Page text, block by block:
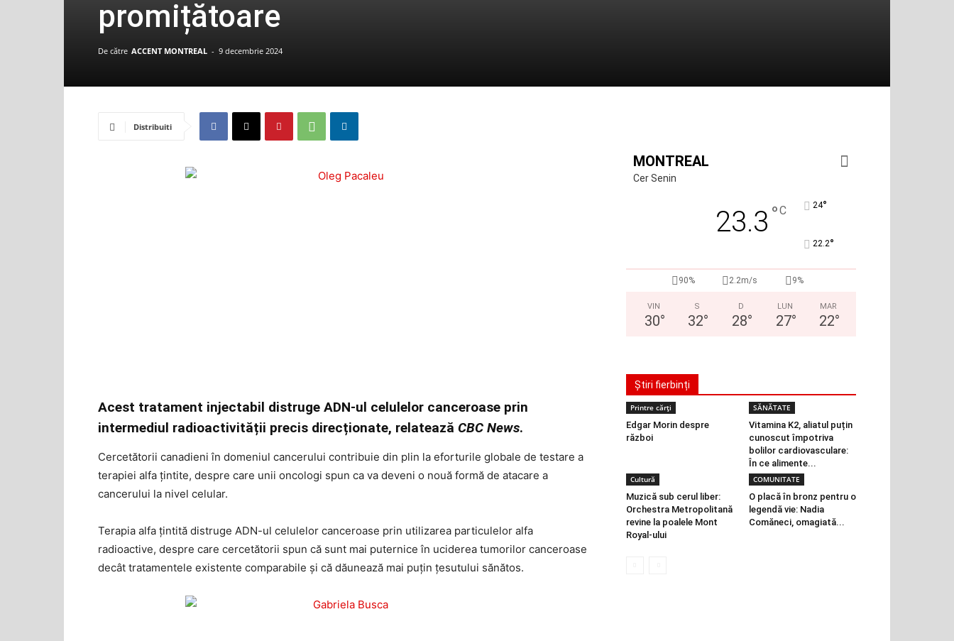
promițătoare
De către ACCENT MONTREAL - 9 decembrie 2024
Distribuiti
Acest tratament injectabil distruge ADN-ul celulelor canceroase prin
intermediul radioactivității precis direcționate, relatează CBC News.
Cercetătorii canadieni în domeniul cancerului contribuie din plin la eforturile globale de testare a
terapiei alfa țintite, despre care unii oncologi spun ca va deveni o nouă formă de atacare a
cancerului la nivel celular.
Terapia alfa țintită distruge ADN-ul celulelor canceroase prin utilizarea particulelor alfa
radioactive, despre care cercetătorii spun că sunt mai puternice în uciderea tumorilor canceroase
decât tratamentele existente comparabile și că dăunează mai puțin țesutului sănătos.
MONTREAL
Cer Senin
23.3 °C 24°
22.2°
90% 2.2m/s 9%
VIN
30°
S
32°
D
28°
LUN
27°
MAR
22°
Știri fierbinți
Printre cărți
Edgar Morin despre
război
SĂNĂTATE
Vitamina K2, aliatul puțin
cunoscut împotriva
bolilor cardiovasculare:
În ce alimente...
Cultură
Muzică sub cerul liber:
Orchestra Metropolitană
revine la poalele Mont
Royal-ului
COMUNITATE
O placă în bronz pentru o
legendă vie: Nadia
Comăneci, omagiată...